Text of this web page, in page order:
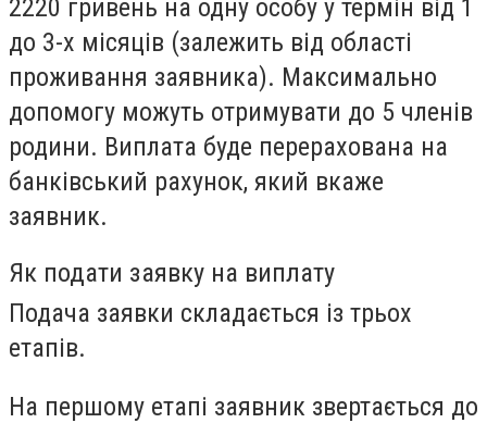
2220 гривень на одну особу у термін від 1
до 3-х місяців (залежить від області
проживання заявника). Максимально
допомогу можуть отримувати до 5 членів
родини. Виплата буде перерахована на
банківський рахунок, який вкаже
заявник.
Як подати заявку на виплату
Подача заявки складається із трьох
етапів.
На першому етапі заявник звертається до